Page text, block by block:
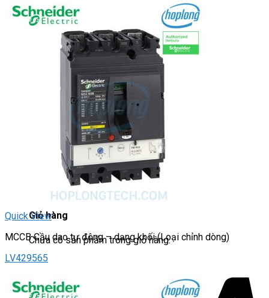
DRIVER / MOTOR STEP
ĐÈN BÁO
Đèn báo quay
Đèn báo panel tròn
Đèn báo tháp
Đèn báo khác
CHUYỂN MẠCH / NÚT NHẤN
Chuyển mạch có khóa
Công tắc dừng khẩn
Nút nhấn
Phích cắm / Ổ cắm / Công tắc
Can nhiệt
Giỏ hàng
Chưa có sản phẩm trong giỏ hàng.
Quick View
MCCB Cầu dao tự động – dạng khối (Loại chỉnh dòng)
LV429565